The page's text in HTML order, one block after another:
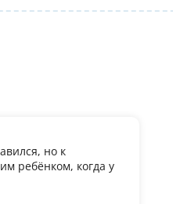
но к
ребёнком, когда у